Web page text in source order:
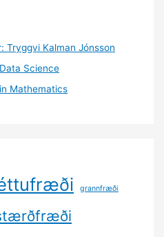
Tryggvi Kalman Jónsson
Science
Mathematics
grannfræði